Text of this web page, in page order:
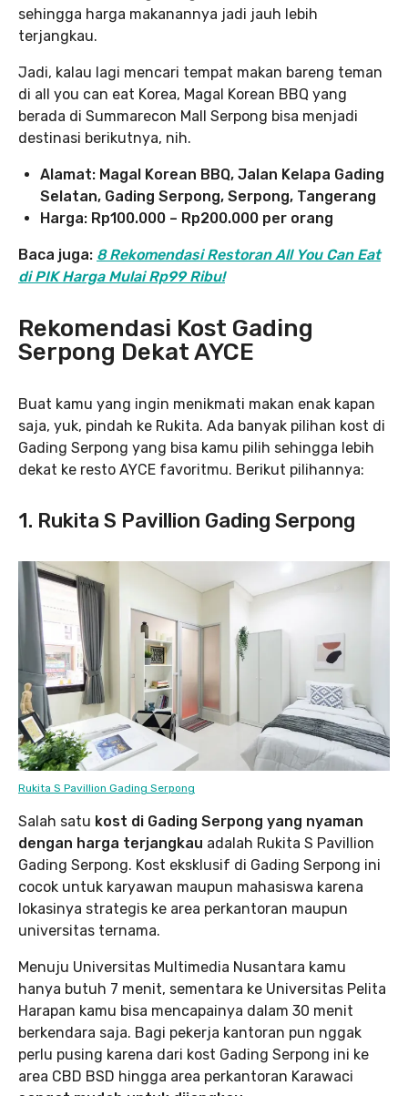
sehingga harga makanannya jadi jauh lebih
terjangkau.
Jadi, kalau lagi mencari tempat makan bareng teman
di all you can eat Korea, Magal Korean BBQ yang
berada di Summarecon Mall Serpong bisa menjadi
destinasi berikutnya, nih.
Alamat: Magal Korean BBQ, Jalan Kelapa Gading
Selatan, Gading Serpong, Serpong, Tangerang
Harga: Rp100.000 – Rp200.000 per orang
Baca juga: 8 Rekomendasi Restoran All You Can Eat
di PIK Harga Mulai Rp99 Ribu!
Rekomendasi Kost Gading
Serpong Dekat AYCE
Buat kamu yang ingin menikmati makan enak kapan
saja, yuk, pindah ke Rukita. Ada banyak pilihan kost di
Gading Serpong yang bisa kamu pilih sehingga lebih
dekat ke resto AYCE favoritmu. Berikut pilihannya:
1. Rukita S Pavillion Gading Serpong
Rukita S Pavillion Gading Serpong
Salah satu kost di Gading Serpong yang nyaman
dengan harga terjangkau adalah Rukita S Pavillion
Gading Serpong. Kost eksklusif di Gading Serpong ini
cocok untuk karyawan maupun mahasiswa karena
lokasinya strategis ke area perkantoran maupun
universitas ternama.
Menuju Universitas Multimedia Nusantara kamu
hanya butuh 7 menit, sementara ke Universitas Pelita
Harapan kamu bisa mencapainya dalam 30 menit
berkendara saja. Bagi pekerja kantoran pun nggak
perlu pusing karena dari kost Gading Serpong ini ke
area CBD BSD hingga area perkantoran Karawaci